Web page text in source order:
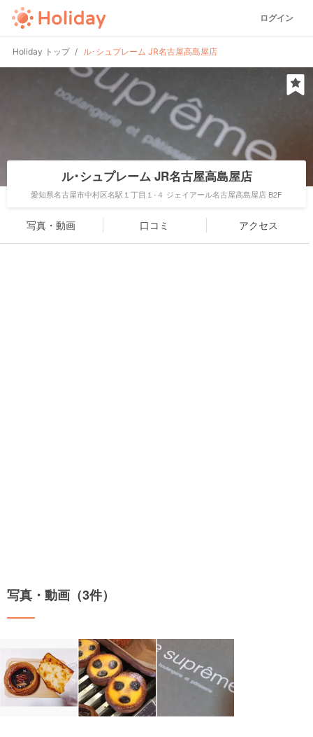
ログイン
Holiday トップ ル･シュプレーム JR名古屋高島屋店
ル･シュプレーム JR名古屋高島屋店
愛知県名古屋市中村区名駅１丁目１-４ ジェイアール名古屋高島屋店 B2F
写真・動画 口コミ アクセス
写真・動画（3件）